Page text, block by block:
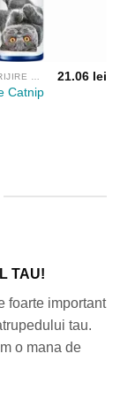
Catnip
21.06 lei
TAU!
foarte important
tau.
o mana de